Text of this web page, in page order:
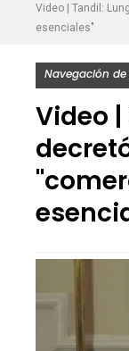
Video | Tandil:
esenciales"
Navegación
Video